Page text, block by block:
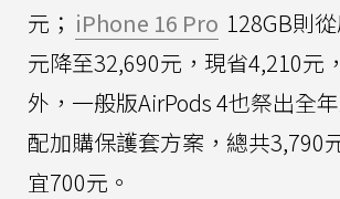
元； iPhone 16 Pro 128GB則
元降至32,690元，現省4,210元
外，一般版AirPods 4也祭出全
配加購保護套方案，總共3,790
宜700元。